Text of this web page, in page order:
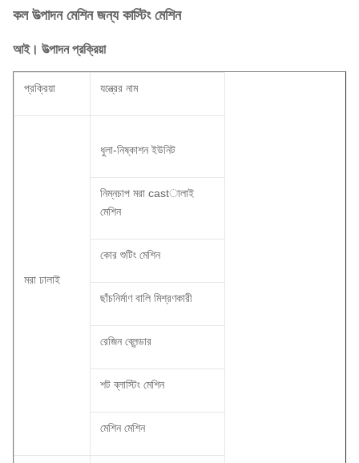
কল উত্পাদন মেশিন জন্য কাস্টিং মেশিন
আই। উত্পাদন প্রক্রিয়া
প্রক্রিয়া যন্ত্রের নাম
মরা ঢালাই
ধুলা-নিষ্কাশন ইউনিট
নিম্নচাপ মরা castালাই
মেশিন
কোর শুটিং মেশিন
ছাঁচনির্মাণ বালি মিশ্রণকারী
রেজিন ব্লেন্ডার
শট ব্লাস্টিং মেশিন
মেশিন মেশিন